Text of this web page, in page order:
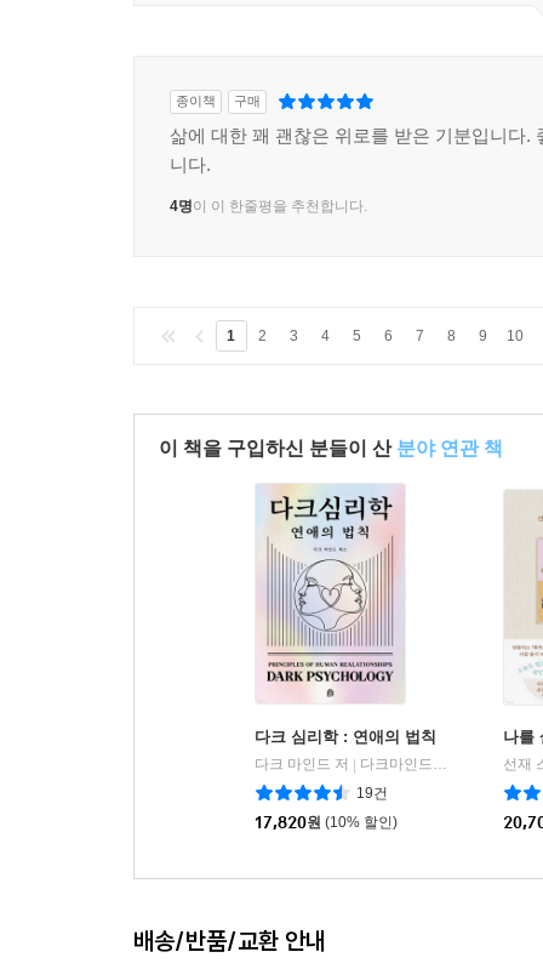
종이책 구매
삶에 대한 꽤 괜찮은 위로를 받은 기분입니다.
니다.
4명이 이 한줄평을 추천합니다.
1 2 3 4 5 6 7 8 9 10
이 책을 구입하신 분들이 산 분야 연관 책
다크 심리학 : 연애의 법칙
다크 마인드 저 | 다크마인드북스
19건
17,820원 (10% 할인)
나를
선재
배송/반품/교환 안내